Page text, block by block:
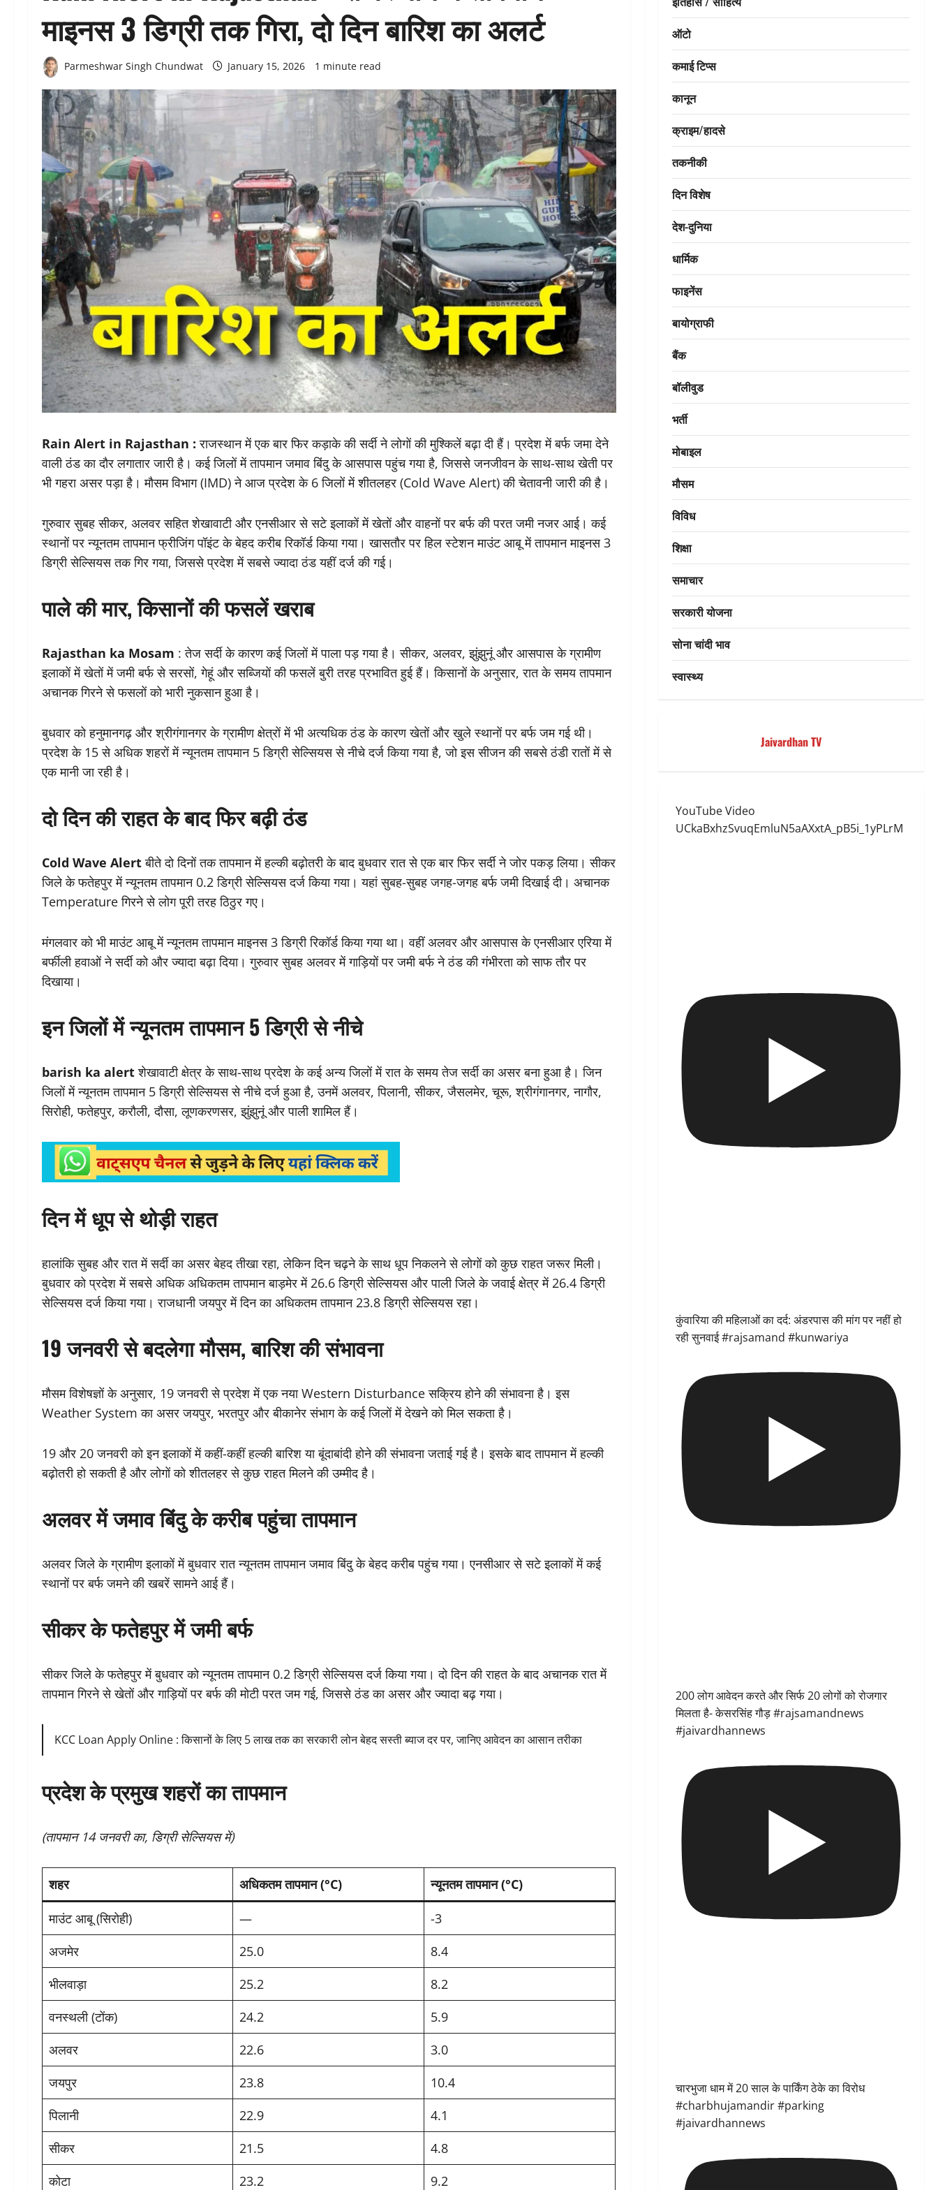
माइनस 3 डिग्री तक गिरा, दो दिन बारिश का अलर्ट
Parmeshwar Singh Chundwat January 15, 2026 1 minute read
Rain Alert in Rajasthan : राजस्थान में एक बार फिर कड़ाके की सर्दी ने लोगों की मुश्किलें बढ़ा दी हैं। प्रदेश में बर्फ जमा देने
वाली ठंड का दौर लगातार जारी है। कई जिलों में तापमान जमाव बिंदु के आसपास पहुंच गया है, जिससे जनजीवन के साथ-साथ खेती पर
भी गहरा असर पड़ा है। मौसम विभाग (IMD) ने आज प्रदेश के 6 जिलों में शीतलहर (Cold Wave Alert) की चेतावनी जारी की है।
गुरुवार सुबह सीकर, अलवर सहित शेखावाटी और एनसीआर से सटे इलाकों में खेतों और वाहनों पर बर्फ की परत जमी नजर आई। कई
स्थानों पर न्यूनतम तापमान फ्रीजिंग पॉइंट के बेहद करीब रिकॉर्ड किया गया। खासतौर पर हिल स्टेशन माउंट आबू में तापमान माइनस 3
डिग्री सेल्सियस तक गिर गया, जिससे प्रदेश में सबसे ज्यादा ठंड यहीं दर्ज की गई।
पाले की मार, किसानों की फसलें खराब
Rajasthan ka Mosam : तेज सर्दी के कारण कई जिलों में पाला पड़ गया है। सीकर, अलवर, झुंझुनूं और आसपास के ग्रामीण
इलाकों में खेतों में जमी बर्फ से सरसों, गेहूं और सब्जियों की फसलें बुरी तरह प्रभावित हुई हैं। किसानों के अनुसार, रात के समय तापमान
अचानक गिरने से फसलों को भारी नुकसान हुआ है।
बुधवार को हनुमानगढ़ और श्रीगंगानगर के ग्रामीण क्षेत्रों में भी अत्यधिक ठंड के कारण खेतों और खुले स्थानों पर बर्फ जम गई थी।
प्रदेश के 15 से अधिक शहरों में न्यूनतम तापमान 5 डिग्री सेल्सियस से नीचे दर्ज किया गया है, जो इस सीजन की सबसे ठंडी रातों में से
एक मानी जा रही है।
दो दिन की राहत के बाद फिर बढ़ी ठंड
Cold Wave Alertबीते दो दिनों तक तापमान में हल्की बढ़ोतरी के बाद बुधवार रात से एक बार फिर सर्दी ने जोर पकड़ लिया। सीकर
जिले के फतेहपुर में न्यूनतम तापमान 0.2 डिग्री सेल्सियस दर्ज किया गया। यहां सुबह-सुबह जगह-जगह बर्फ जमी दिखाई दी। अचानक
Temperature गिरने से लोग पूरी तरह ठिठुर गए।
मंगलवार को भी माउंट आबू में न्यूनतम तापमान माइनस 3 डिग्री रिकॉर्ड किया गया था। वहीं अलवर और आसपास के एनसीआर एरिया में
बर्फीली हवाओं ने सर्दी को और ज्यादा बढ़ा दिया। गुरुवार सुबह अलवर में गाड़ियों पर जमी बर्फ ने ठंड की गंभीरता को साफ तौर पर
दिखाया।
इन जिलों में न्यूनतम तापमान 5 डिग्री से नीचे
barish ka alertशेखावाटी क्षेत्र के साथ-साथ प्रदेश के कई अन्य जिलों में रात के समय तेज सर्दी का असर बना हुआ है। जिन
जिलों में न्यूनतम तापमान 5 डिग्री सेल्सियस से नीचे दर्ज हुआ है, उनमें अलवर, पिलानी, सीकर, जैसलमेर, चूरू, श्रीगंगानगर, नागौर,
सिरोही, फतेहपुर, करौली, दौसा, लूणकरणसर, झुंझुनूं और पाली शामिल हैं।
दिन में धूप से थोड़ी राहत
हालांकि सुबह और रात में सर्दी का असर बेहद तीखा रहा, लेकिन दिन चढ़ने के साथ धूप निकलने से लोगों को कुछ राहत जरूर मिली।
बुधवार को प्रदेश में सबसे अधिक अधिकतम तापमान बाड़मेर में 26.6 डिग्री सेल्सियस और पाली जिले के जवाई क्षेत्र में 26.4 डिग्री
सेल्सियस दर्ज किया गया। राजधानी जयपुर में दिन का अधिकतम तापमान 23.8 डिग्री सेल्सियस रहा।
19 जनवरी से बदलेगा मौसम, बारिश की संभावना
मौसम विशेषज्ञों के अनुसार, 19 जनवरी से प्रदेश में एक नया Western Disturbance सक्रिय होने की संभावना है। इस
Weather System का असर जयपुर, भरतपुर और बीकानेर संभाग के कई जिलों में देखने को मिल सकता है।
19 और 20 जनवरी को इन इलाकों में कहीं-कहीं हल्की बारिश या बूंदाबांदी होने की संभावना जताई गई है। इसके बाद तापमान में हल्की
बढ़ोतरी हो सकती है और लोगों को शीतलहर से कुछ राहत मिलने की उम्मीद है।
अलवर में जमाव बिंदु के करीब पहुंचा तापमान
अलवर जिले के ग्रामीण इलाकों में बुधवार रात न्यूनतम तापमान जमाव बिंदु के बेहद करीब पहुंच गया। एनसीआर से सटे इलाकों में कई
स्थानों पर बर्फ जमने की खबरें सामने आई हैं।
सीकर के फतेहपुर में जमी बर्फ
सीकर जिले के फतेहपुर में बुधवार को न्यूनतम तापमान 0.2 डिग्री सेल्सियस दर्ज किया गया। दो दिन की राहत के बाद अचानक रात में
तापमान गिरने से खेतों और गाड़ियों पर बर्फ की मोटी परत जम गई, जिससे ठंड का असर और ज्यादा बढ़ गया।
KCC Loan Apply Online : किसानों के लिए 5 लाख तक का सरकारी लोन बेहद सस्ती ब्याज दर पर, जानिए आवेदन का आसान तरीका
प्रदेश के प्रमुख शहरों का तापमान
(तापमान 14 जनवरी का, डिग्री सेल्सियस में)
शहर अधिकतम तापमान (°C) न्यूनतम तापमान (°C)
माउंट आबू (सिरोही) —
-3
अजमेर
25.0
8.4
भीलवाड़ा
25.2
8.2
वनस्थली (टोंक)
24.2
5.9
अलवर
22.6
3.0
जयपुर
23.8
10.4
पिलानी
22.9
4.1
सीकर
21.5
4.8
कोटा
23.2 9.2
ऑटो
कमाई टिप्स
कानून
क्राइम/हादसे
तकनीकी
दिन विशेष
देश-दुनिया
धार्मिक
फाइनेंस
बायोग्राफी
बैंक
बॉलीवुड
भर्ती
मोबाइल
मौसम
विविध
शिक्षा
समाचार
सरकारी योजना
सोना चांदी भाव
स्वास्थ्य
Jaivardhan TV
YouTube Video
UCkaBxhzSvuqEmluN5aAXxtA_pB5i_1yPLrM
कुंवारिया की महिलाओं का दर्द: अंडरपास की मांग पर नहीं हो
रही सुनवाई #rajsamand #kunwariya
200 लोग आवेदन करते और सिर्फ 20 लोगों को रोजगार
मिलता है- केसरसिंह गौड़ #rajsamandnews
#jaivardhannews
चारभुजा धाम में 20 साल के पार्किंग ठेके का विरोध
#charbhujamandir #parking
#jaivardhannews